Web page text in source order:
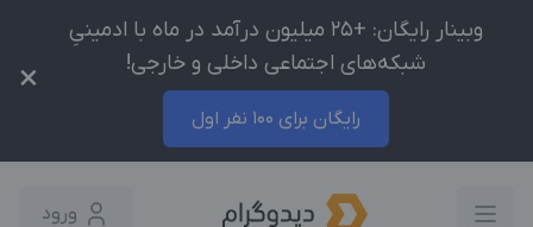
وبینار رایگان: +25 میلیون درآمد در ماه با ادمینیِ
شبکه‌های اجتماعی داخلی و خارجی!
رایگان برای 100 نفر اول
×
ورود